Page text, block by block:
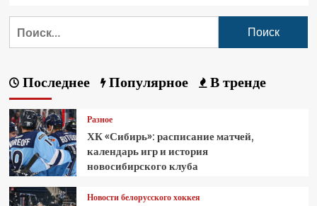
Последнее Популярное В тренде
Разное
ХК «Сибирь»: расписание матчей,
календарь игр и история
новосибирского клуба
Новости белорусского хоккея